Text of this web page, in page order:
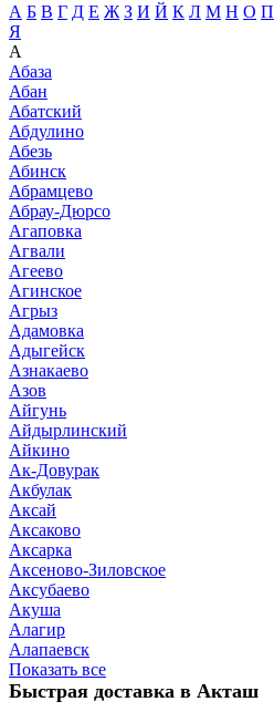
А Б В Г Д Е Ж З И Й К Л М Н О П
Я
А
Абаза
Абан
Абатский
Абдулино
Абезь
Абинск
Абрамцево
Абрау-Дюрсо
Агаповка
Агвали
Агеево
Агинское
Агрыз
Адамовка
Адыгейск
Азнакаево
Азов
Айгунь
Айдырлинский
Айкино
Ак-Довурак
Акбулак
Аксай
Аксаково
Аксарка
Аксеново-Зиловское
Аксубаево
Акуша
Алагир
Алапаевск
Показать все
Быстрая доставка в Акташ